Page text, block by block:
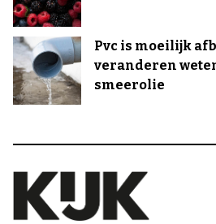
Pvc is moeilijk
veranderen
smeerolie